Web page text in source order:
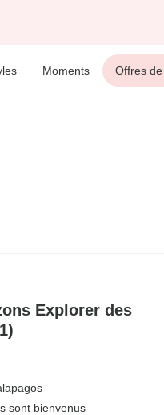
Moments Offres
Explorer des
sont bienvenus